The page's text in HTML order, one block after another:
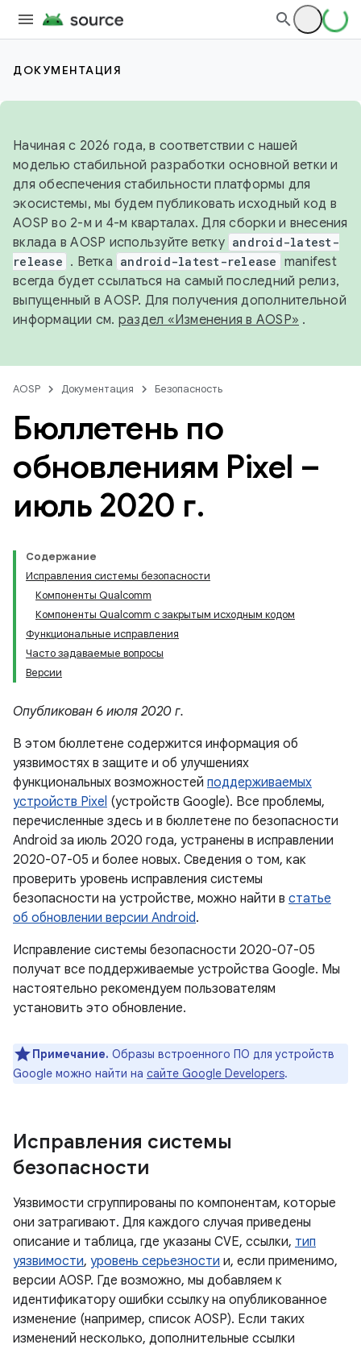
ДОКУМЕНТАЦИЯ
Начиная с 2026 года, в соответствии с нашей
моделью стабильной разработки основной ветки и
для обеспечения стабильности платформы для
экосистемы, мы будем публиковать исходный код в
AOSP во 2-м и 4-м кварталах. Для сборки и внесения
вклада в AOSP используйте ветку android-latest-
release . Ветка android-latest-release manifest
всегда будет ссылаться на самый последний релиз,
выпущенный в AOSP. Для получения дополнительной
информации см. раздел «Изменения в AOSP» .
AOSP Документация Безопасность
Бюллетень по
обновлениям Pixel –
июль 2020 г.
Содержание
Исправления системы безопасности
Компоненты Qualcomm
Компоненты Qualcomm с закрытым исходным кодом
Функциональные исправления
Часто задаваемые вопросы
Версии
Опубликован 6 июля 2020 г.
В этом бюллетене содержится информация об
уязвимостях в защите и об улучшениях
функциональных возможностей поддерживаемых
устройств Pixel (устройств Google). Все проблемы,
перечисленные здесь и в бюллетене по безопасности
Android за июль 2020 года, устранены в исправлении
2020-07-05 и более новых. Сведения о том, как
проверить уровень исправления системы
безопасности на устройстве, можно найти в статье
об обновлении версии Android.
Исправление системы безопасности 2020-07-05
получат все поддерживаемые устройства Google. Мы
настоятельно рекомендуем пользователям
установить это обновление.
Примечание. Образы встроенного ПО для устройств
Google можно найти на сайте Google Developers.
Исправления системы
безопасности
Уязвимости сгруппированы по компонентам, которые
они затрагивают. Для каждого случая приведены
описание и таблица, где указаны CVE, ссылки, тип
уязвимости, уровень серьезности и, если применимо,
версии AOSP. Где возможно, мы добавляем к
идентификатору ошибки ссылку на опубликованное
изменение (например, список AOSP). Если таких
изменений несколько, дополнительные ссылки